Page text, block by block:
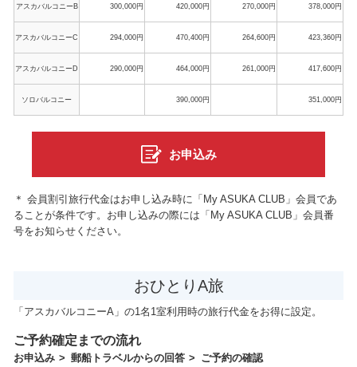
アスカバルコニーB 300,000円 420,000円 270,000円 378,000円
アスカバルコニーC 294,000円 470,400円 264,600円 423,360円
アスカバルコニーD 290,000円 464,000円 261,000円 417,600円
ソロバルコニー 390,000円 351,000円
お申込み
＊ 会員割引旅行代金はお申し込み時に「My ASUKA CLUB」会員であ
ることが条件です。お申し込みの際には「My ASUKA CLUB」会員番
号をお知らせください。
おひとりA旅
「アスカバルコニーA」の1名1室利用時の旅行代金をお得に設定。
ご予約確定までの流れ
お申込み 郵船トラベルからの回答
ご予約の確認